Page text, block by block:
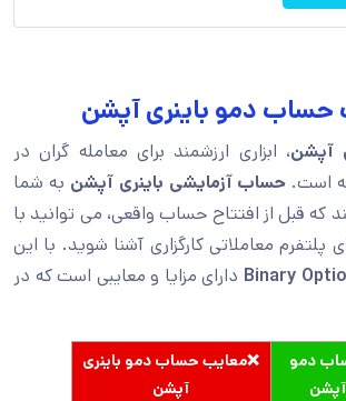
حساب دمو باینری آپشن
آپشن، ابزاری ارزشمند برای معامله گران در
است. حساب آزمایشی باینری آپشن به شما
که قبل از افتتاح حساب واقعی، می توانید با
پلتفرم معاملاتی کارگزاری آشنا شوید. با این
دارای مزایا و معایبی است که در
دمو
آپشن
❌معایب حساب دمو باینری
آپشن